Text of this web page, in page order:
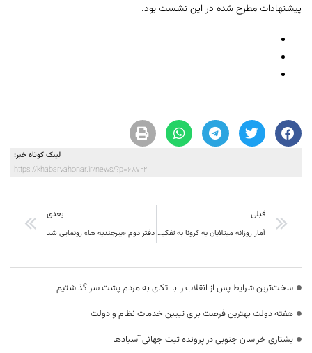
پیشنهادات مطرح شده در این نشست بود.
لینک کوتاه خبر:
https://khabarvahonar.ir/news/?p=68722
قبلی
آمار روزانه مبتلایان به کرونا به تفکیک شهرستان های خراسان جنوبی
بعدی
دفتر دوم «بیرجندیه ها» رونمایی شد
سخت‌ترین شرایط پس از انقلاب را با اتکای به مردم پشت سر گذاشتیم
هفته دولت بهترین فرصت برای تبیین خدمات نظام و دولت
یشتازی خراسان جنوبی در پرونده ثبت جهانی آسبادها